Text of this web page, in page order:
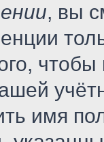
, вы
чтобы
имя